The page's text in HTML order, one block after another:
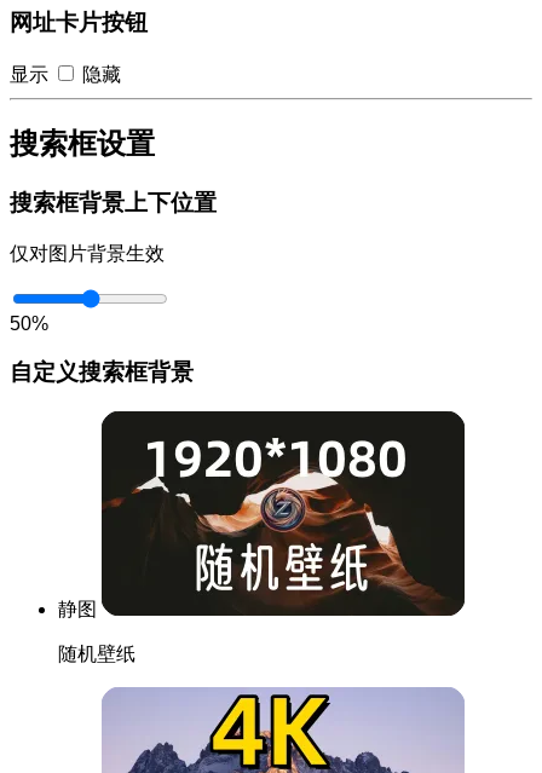
网址卡片按钮
显示 隐藏
搜索框设置
搜索框背景上下位置
仅对图片背景生效
50%
自定义搜索框背景
静图
随机壁纸